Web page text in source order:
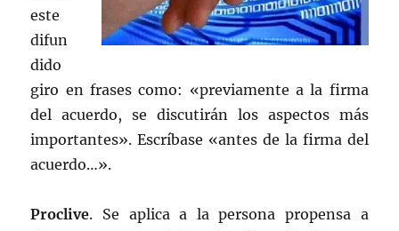
este
difun
dido
giro en frases como: «previamente a la firma
del acuerdo, se discutirán los aspectos más
importantes». Escríbase «antes de la firma del
acuerdo…».
Proclive. Se aplica a la persona propensa a